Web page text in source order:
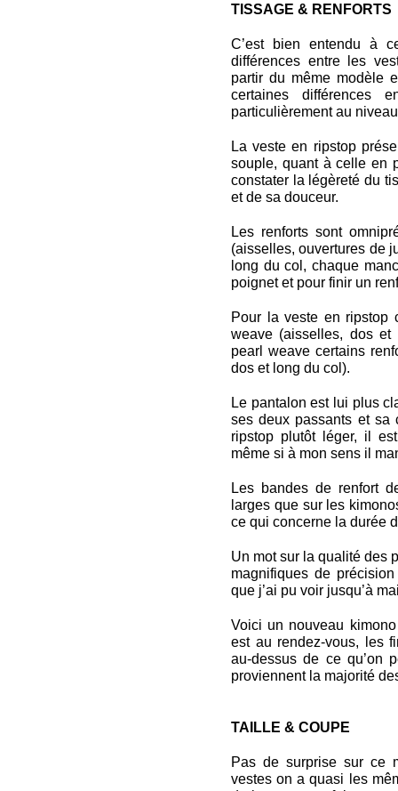
TISSAGE & RENFORTS
C’est bien entendu à
différences entre les
partir du même modèle
certaines différences
particulièrement au
La veste en ripstop
souple, quant à celle en
constater la légèreté du
et de sa douceur.
Les renforts sont
(aisselles, ouvertures de
long du col, chaque
poignet et pour finir un
Pour la veste en ripstop
weave (aisselles, dos
pearl weave certains
dos et long du col).
Le pantalon est lui plus
ses deux passants et sa
ripstop plutôt léger, il
même si à mon sens il
Les bandes de renfort
larges que sur les
ce qui concerne la durée
Un mot sur la qualité des
magnifiques de
que j’ai pu voir jusqu’à
Voici un nouveau
est au rendez-vous, les
au-dessus de ce qu’on
proviennent la majorité
TAILLE & COUPE
Pas de surprise sur ce
vestes on a quasi les